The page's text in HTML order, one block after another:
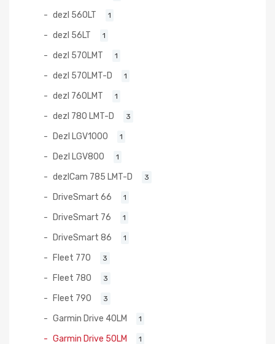
dezl 560LT 1
dezl 56LT 1
dezl 570LMT 1
dezl 570LMT-D 1
dezl 760LMT 1
dezl 780 LMT-D 3
Dezl LGV1000 1
Dezl LGV800 1
dezlCam 785 LMT-D 3
DriveSmart 66 1
DriveSmart 76 1
DriveSmart 86 1
Fleet 770 3
Fleet 780 3
Fleet 790 3
Garmin Drive 40LM 1
Garmin Drive 50LM 1